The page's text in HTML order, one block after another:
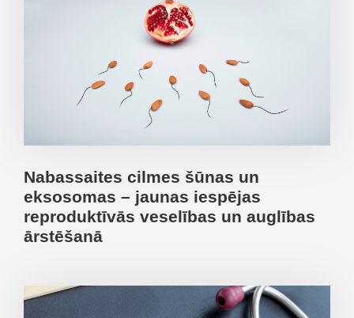
Nabassaites cilmes šūnas un
eksosomas – jaunas iespējas
reproduktīvās veselības un auglības
ārstēšanā